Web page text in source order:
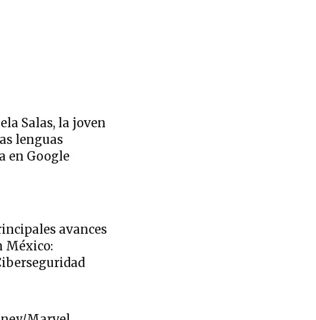
Salas, la joven
lenguas
en Google
avances
México: